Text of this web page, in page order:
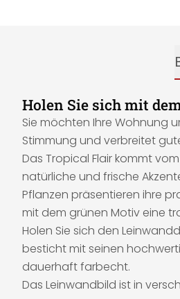
Holen Sie sich mit
Sie möchten Ihre Wohnung
Stimmung und verbreitet
Das Tropical Flair kommt
natürliche und frische
Pflanzen präsentieren ihre
mit dem grünen Motiv eine
Holen Sie sich den
besticht mit seinen
dauerhaft farbecht.
Das Leinwandbild ist in